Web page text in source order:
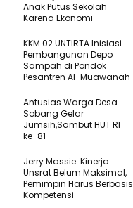
Anak Putus Sekolah
Karena Ekonomi
KKM 02 UNTIRTA Inisiasi
Pembangunan Depo
Sampah di Pondok
Pesantren Al-Muawanah
Antusias Warga Desa
Sobang Gelar
Jumsih,Sambut HUT RI
ke-81
Jerry Massie: Kinerja
Unsrat Belum Maksimal,
Pemimpin Harus Berbasis
Kompetensi